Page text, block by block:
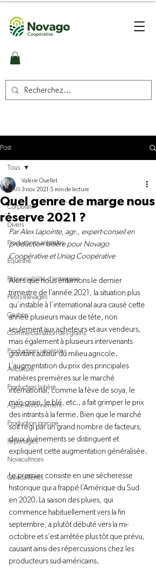
Post
Tous
Corporatif
Divers
Productions animales
Équestre
Responsabilité d'entreprise
Petits élevages
Gestion
Commercialisation des grains
Productions végétales
Aviculture
Production laitière
Agroenvironnement
Production porcine
Reportages
Novacultrices
Quincailleries
Tous
Quel genre de marge nous
réserve 2021 ?
Valérie Ouellet
3 nov. 2021 5 min de lecture
Par Alex Lapointe, agr., expert-conseil en
production laitière pour Novago
Coopérative et Uniag Coopérative
Alors que nous entamons le dernier
trimestre de l’année 2021, la situation plus
qu’instable à l’international aura causé cette
année plusieurs maux de tête, non
seulement aux acheteurs et aux vendeurs,
mais également à plusieurs intervenants
gravitant autour du milieu agricole.
L’augmentation du prix des principales
matières premières sur le marché
international, comme la fève de soya, le
maïs-grain, le blé, etc., a fait grimper le prix
des intrants à la ferme. Bien que le marché
soit régi par un grand nombre de facteurs,
deux événements se distinguent et
expliquent cette augmentation généralisée.
Le premier consiste en une sécheresse
historique qui a frappé l’Amérique du Sud
en 2020. La saison des pluies, qui
commence habituellement vers la fin
septembre, a plutôt débuté vers la mi-
octobre et s’est arrêtée plus tôt que prévu,
causant ainsi des répercussions chez les
producteurs sud-américains.